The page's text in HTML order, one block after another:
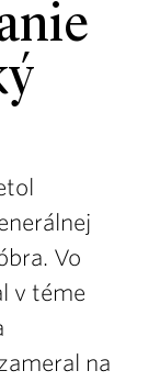
Vo
v téme
na